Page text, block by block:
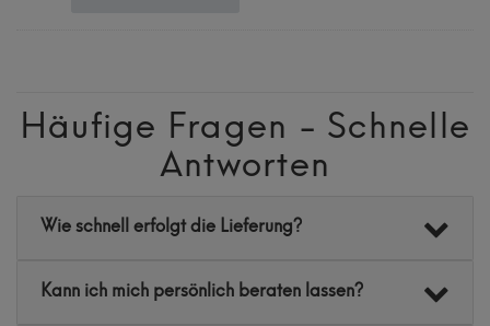
Häufige Fragen - Schnelle
Antworten
Wie schnell erfolgt die Lieferung?
Kann ich mich persönlich beraten lassen?